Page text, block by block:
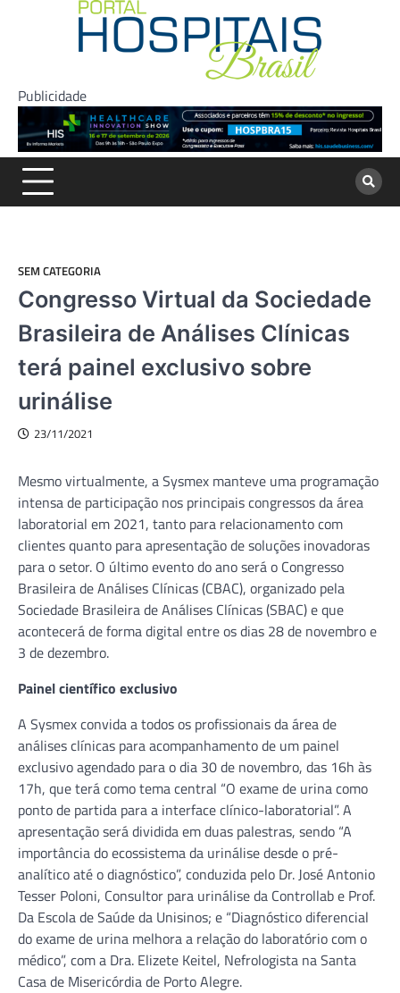
Publicidade
SEM CATEGORIA
Congresso Virtual da Sociedade
Brasileira de Análises Clínicas
terá painel exclusivo sobre
urinálise
23/11/2021
Mesmo virtualmente, a Sysmex manteve uma programação
intensa de participação nos principais congressos da área
laboratorial em 2021, tanto para relacionamento com
clientes quanto para apresentação de soluções inovadoras
para o setor. O último evento do ano será o Congresso
Brasileira de Análises Clínicas (CBAC), organizado pela
Sociedade Brasileira de Análises Clínicas (SBAC) e que
acontecerá de forma digital entre os dias 28 de novembro e
3 de dezembro.
Painel científico exclusivo
A Sysmex convida a todos os profissionais da área de
análises clínicas para acompanhamento de um painel
exclusivo agendado para o dia 30 de novembro, das 16h às
17h, que terá como tema central “O exame de urina como
ponto de partida para a interface clínico-laboratorial”. A
apresentação será dividida em duas palestras, sendo “A
importância do ecossistema da urinálise desde o pré-
analítico até o diagnóstico”, conduzida pelo Dr. José Antonio
Tesser Poloni, Consultor para urinálise da Controllab e Prof.
Da Escola de Saúde da Unisinos; e “Diagnóstico diferencial
do exame de urina melhora a relação do laboratório com o
médico”, com a Dra. Elizete Keitel, Nefrologista na Santa
Casa de Misericórdia de Porto Alegre.